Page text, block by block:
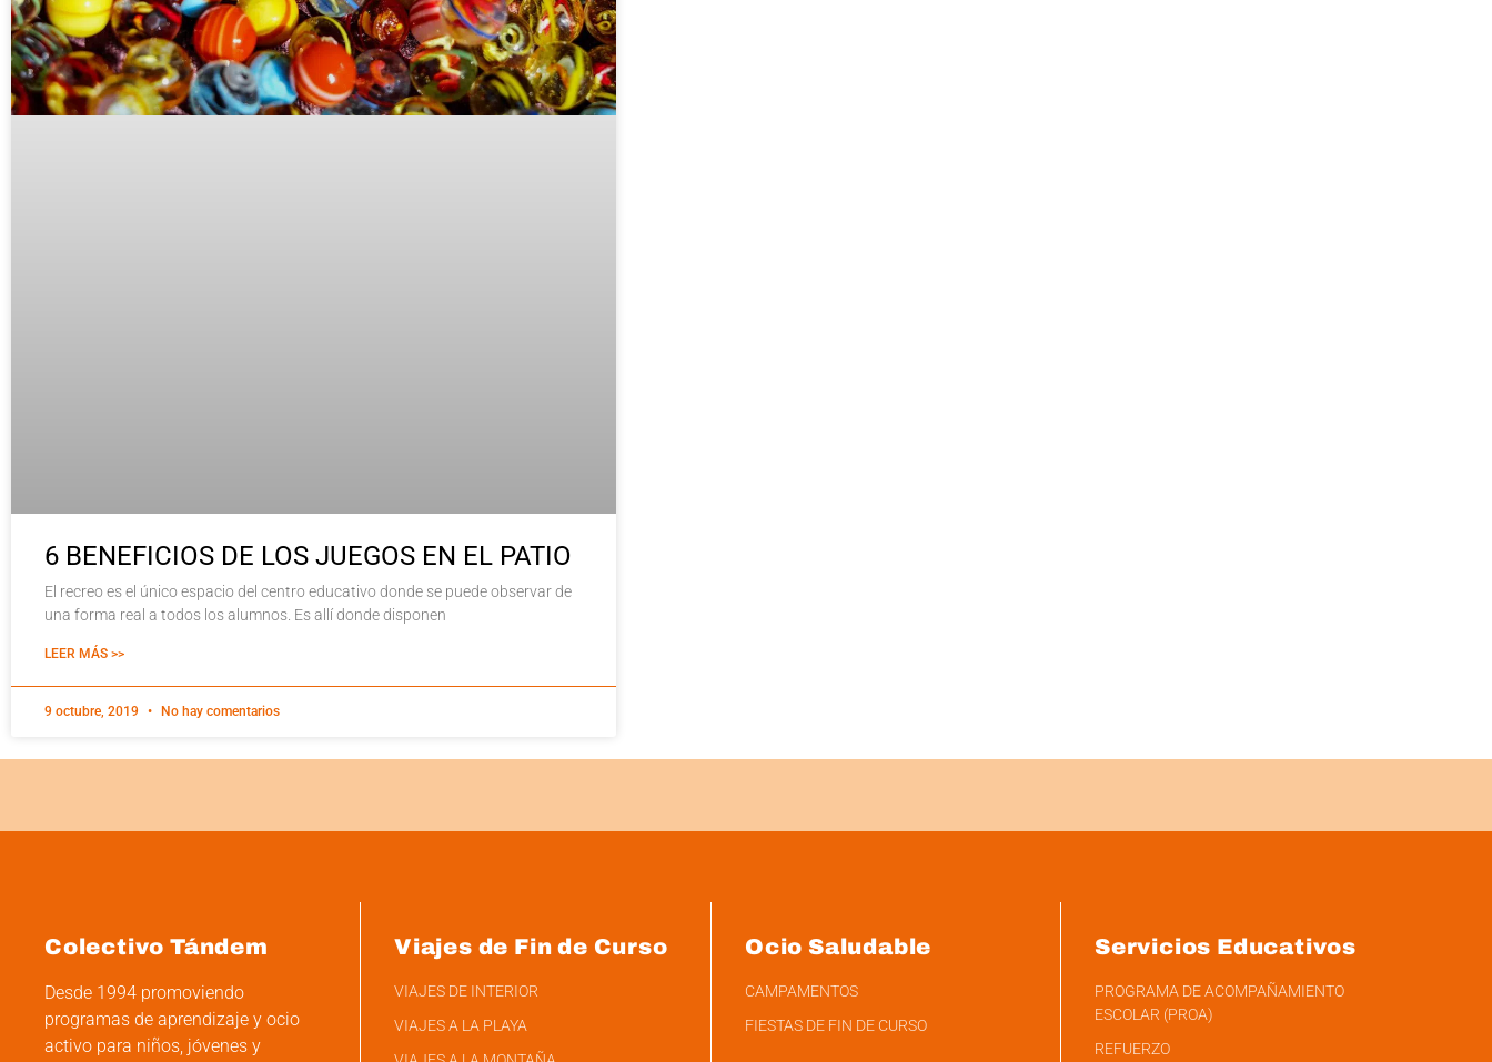
6 BENEFICIOS DE LOS JUEGOS EN EL PATIO
El recreo es el único espacio del centro educativo donde se puede observar de
una forma real a todos los alumnos. Es allí donde disponen
LEER MÁS >>
9 octubre, 2019 No hay comentarios
Colectivo Tándem
Desde 1994 promoviendo
programas de aprendizaje y ocio
activo para niños, jóvenes y
Viajes de Fin de Curso
VIAJES DE INTERIOR
VIAJES A LA PLAYA
Ocio Saludable
CAMPAMENTOS
FIESTAS DE FIN DE CURSO
Servicios Educativos
PROGRAMA DE ACOMPAÑAMIENTO
ESCOLAR (PROA)
REFUERZO